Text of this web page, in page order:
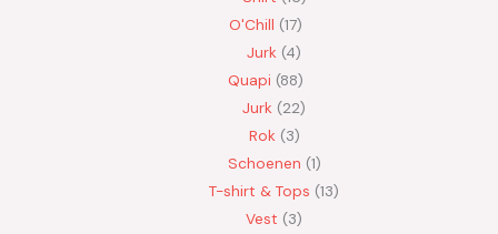
O'Chill 17
Jurk 4
Quapi 88
Jurk 22
Rok 3
Schoenen 1
T-shirt & Tops 13
Vest
3